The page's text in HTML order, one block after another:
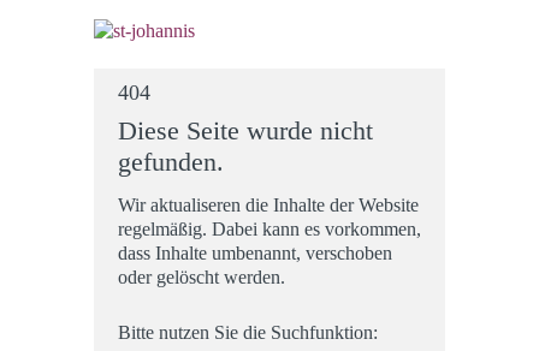
404
Diese Seite wurde nicht
gefunden.
Wir aktualiseren die Inhalte der Website
regelmäßig. Dabei kann es vorkommen,
dass Inhalte umbenannt, verschoben
oder gelöscht werden.
Bitte nutzen Sie die Suchfunktion: